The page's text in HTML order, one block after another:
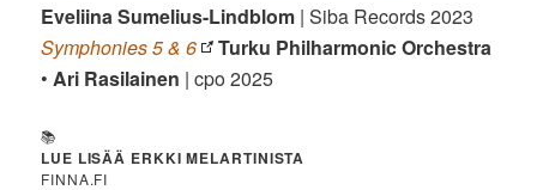
Eveliina Sumelius-Lindblom | Siba Records 2023
Symphonies 5 & 6
Turku Philharmonic Orchestra
•Ari Rasilainen | cpo 2025
📚
LUE LISÄÄ ERKKI MELARTINISTA
FINNA.FI